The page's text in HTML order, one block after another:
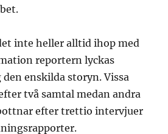
inte heller alltid ihop med
reportern lyckas
enskilda storyn. Vissa
två samtal medan andra
efter trettio intervjuer